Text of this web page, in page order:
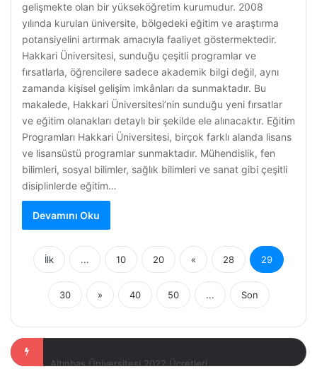
gelişmekte olan bir yükseköğretim kurumudur. 2008
yılında kurulan üniversite, bölgedeki eğitim ve araştırma
potansiyelini artırmak amacıyla faaliyet göstermektedir.
Hakkari Üniversitesi, sunduğu çeşitli programlar ve
fırsatlarla, öğrencilere sadece akademik bilgi değil, aynı
zamanda kişisel gelişim imkânları da sunmaktadır. Bu
makalede, Hakkari Üniversitesi’nin sunduğu yeni fırsatlar
ve eğitim olanakları detaylı bir şekilde ele alınacaktır. Eğitim
Programları Hakkari Üniversitesi, birçok farklı alanda lisans
ve lisansüstü programlar sunmaktadır. Mühendislik, fen
bilimleri, sosyal bilimler, sağlık bilimleri ve sanat gibi çeşitli
disiplinlerde eğitim…
Devamını Oku
İlk ... 10 20 « 28 29
30 » 40 50 ... Son